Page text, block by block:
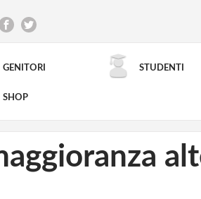
GENITORI STUDENTI
SHOP AVANZATA